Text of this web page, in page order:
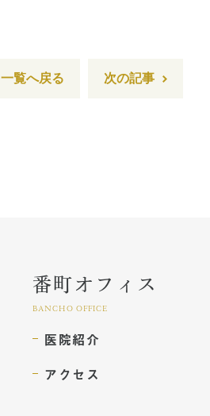
一覧へ戻る 次の記事
番町オフィス
BANCHO OFFICE
医院紹介
アクセス